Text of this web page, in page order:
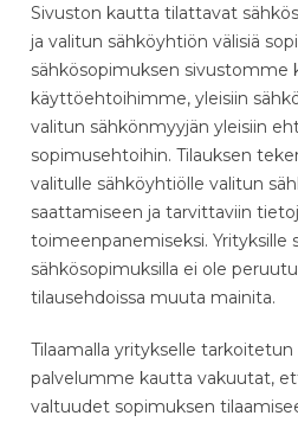
Sivuston kautta tilattavat
ja valitun sähköyhtiön välisiä
sähkösopimuksen sivustomme
käyttöehtoihimme, yleisiin
valitun sähkönmyyjän yleisiin
sopimusehtoihin. Tilauksen
valitulle sähköyhtiölle valitun
saattamiseen ja tarvittaviin
toimeenpanemiseksi. Yrityksille
sähkösopimuksilla ei ole
tilausehdoissa muuta mainita.
Tilaamalla yritykselle
palvelumme kautta vakuutat,
valtuudet sopimuksen